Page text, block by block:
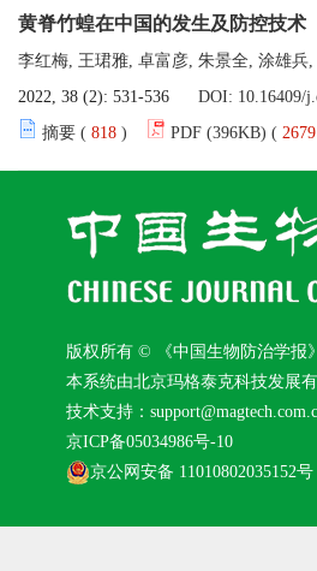
黄脊竹蝗在中国的发生及防控技术
李红梅, 王珺雅, 卓富彦, 朱景全, 涂雄兵
2022, 38 (2): 531-536
DOI: 10.16409/
摘要 ( 818 ) PDF (396KB) ( 2679
版权所有 © 《中国生物防治学报
本系统由北京玛格泰克科技发展
技术支持：
京ICP备05034986号-10
京公网安备 11010802035152号